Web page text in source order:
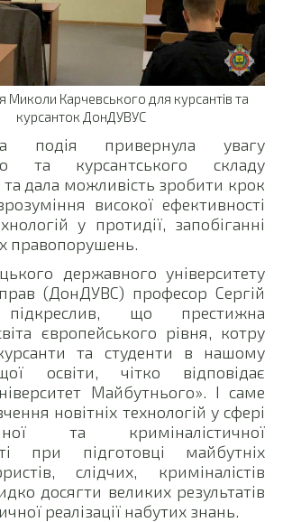
Миколи Карчевського для курсантів та
курсанток ДонДУВУС
подія привернула увагу
та курсантського складу
та дала можливість зробити крок
високої ефективності
у протидії, запобіганні
правопорушень.
державного університету
(ДонДУВС) професор Сергій
підкреслив, що престижна
європейського рівня, котру
та студенти в нашому
освіти, чітко відповідає
Майбутнього». І саме
новітніх технологій у сфері
та криміналістичної
при підготовці майбутніх
слідчих, криміналістів
досягти великих результатів
реалізації набутих знань.